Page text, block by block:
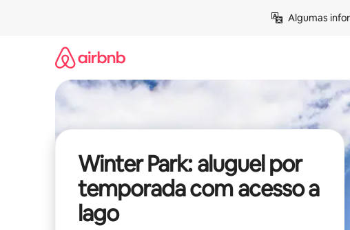
Algumas
Winter Park: aluguel por
temporada com acesso a
lago